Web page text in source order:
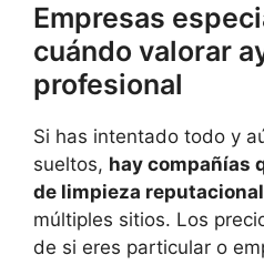
Empresas
cuándo valorar
profesional
Si has intentado todo y
sueltos, hay compañías
de limpieza reputacional
múltiples sitios. Los
de si eres particular o